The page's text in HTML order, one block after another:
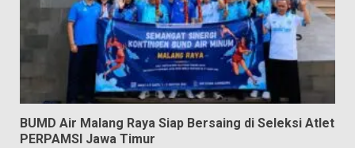
BUMD Air Malang Raya Siap Bersaing di Seleksi Atlet
PERPAMSI Jawa Timur